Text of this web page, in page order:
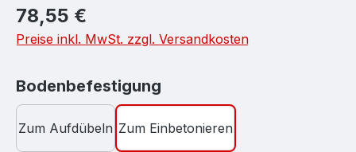
Regulärer Preis:
78,55 €
Preise inkl. MwSt. zzgl. Versandkosten
Bodenbefestigung
Zum Aufdübeln Zum Einbetonieren